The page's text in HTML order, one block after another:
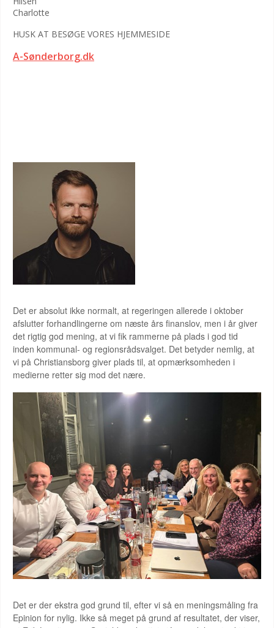
Charlotte
HUSK AT BESØGE VORES HJEMMESIDE
A-Sønderborg.dk
Det er absolut ikke normalt, at regeringen allerede i oktober
afslutter forhandlingerne om næste års finanslov, men i år giver
det rigtig god mening, at vi fik rammerne på plads i god tid
inden kommunal- og regionsrådsvalget. Det betyder nemlig, at
vi på Christiansborg giver plads til, at opmærksomheden i
medierne retter sig mod det nære.
Det er der ekstra god grund til, efter vi så en meningsmåling fra
Epinion for nylig. Ikke så meget på grund af resultatet, der viser,